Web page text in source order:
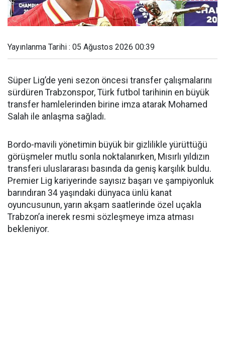
Yayınlanma Tarihi : 05 Ağustos 2026 00:39
Süper Lig’de yeni sezon öncesi transfer çalışmalarını
sürdüren Trabzonspor, Türk futbol tarihinin en büyük
transfer hamlelerinden birine imza atarak Mohamed
Salah ile anlaşma sağladı.
Bordo-mavili yönetimin büyük bir gizlilikle yürüttüğü
görüşmeler mutlu sonla noktalanırken, Mısırlı yıldızın
transferi uluslararası basında da geniş karşılık buldu.
Premier Lig kariyerinde sayısız başarı ve şampiyonluk
barındıran 34 yaşındaki dünyaca ünlü kanat
oyuncusunun, yarın akşam saatlerinde özel uçakla
Trabzon’a inerek resmi sözleşmeye imza atması
bekleniyor.